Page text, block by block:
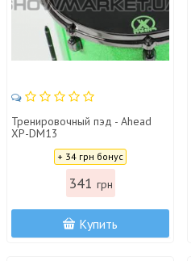
Тренировочный пэд - Ahead
XP-DM13
+ 34 грн бонус
341 грн
Купить